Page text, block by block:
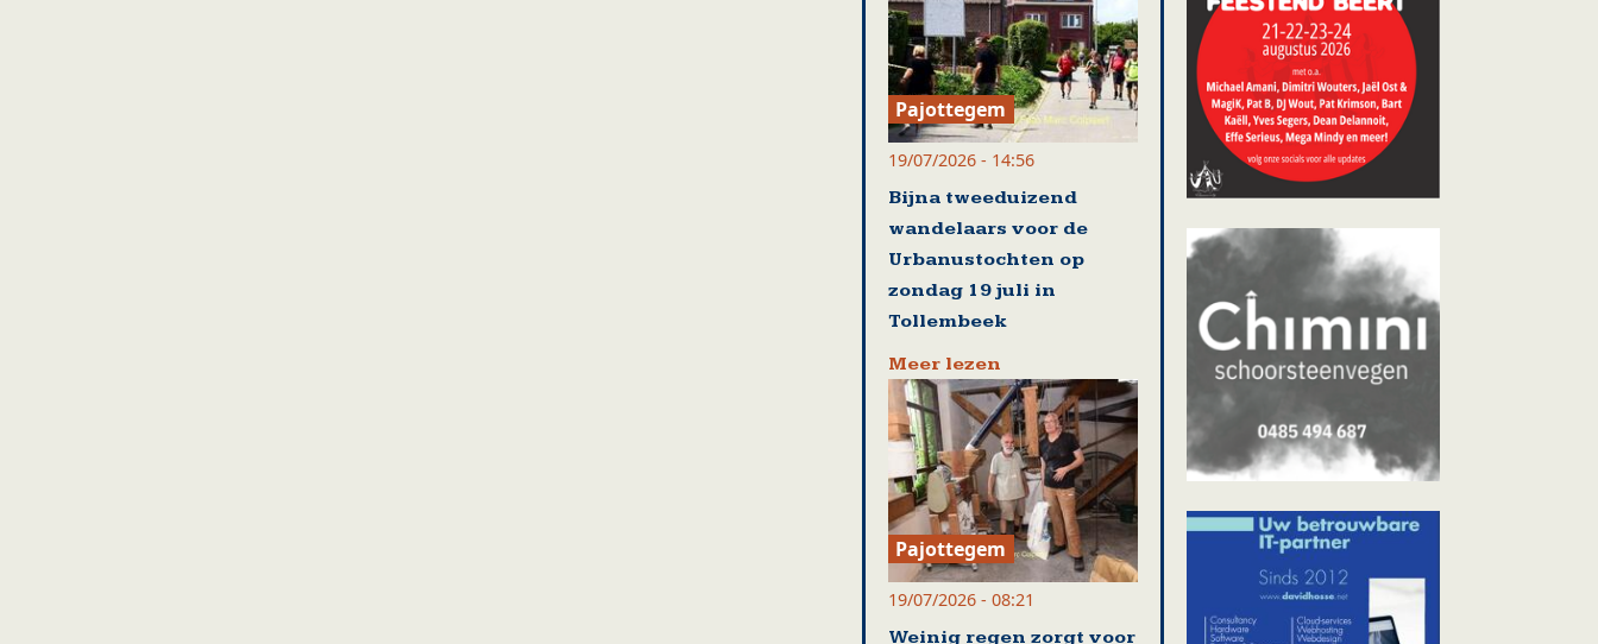
Pajottegem
19/07/2026 - 14:56
Bijna tweeduizend
wandelaars voor de
Urbanustochten op
zondag 19 juli in
Tollembeek
Meer lezen
Pajottegem
19/07/2026 - 08:21
Weinig regen zorgt voor